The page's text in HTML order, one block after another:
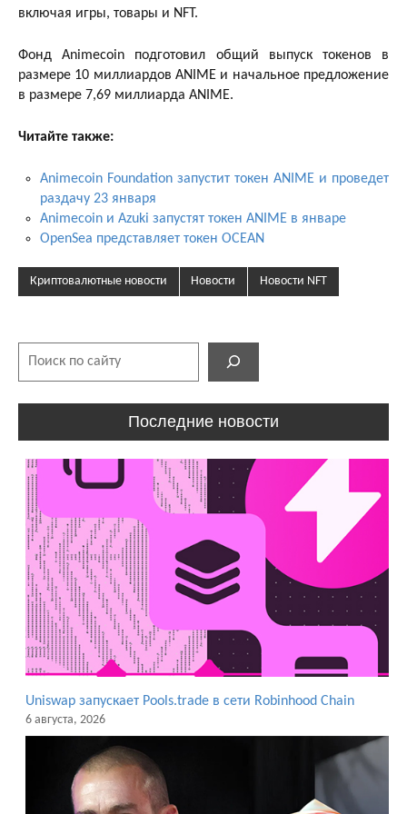
включая игры, товары и NFT.
Фонд Animecoin подготовил общий выпуск токенов в
размере 10 миллиардов ANIME и начальное предложение
в размере 7,69 миллиарда ANIME.
Читайте также:
Animecoin Foundation запустит токен ANIME и проведет
раздачу 23 января
Animecoin и Azuki запустят токен ANIME в январе
OpenSea представляет токен OCEAN
Криптовалютные новости Новости Новости NFT
Последние новости
Uniswap запускает Pools.trade в сети Robinhood Chain
6 августа, 2026